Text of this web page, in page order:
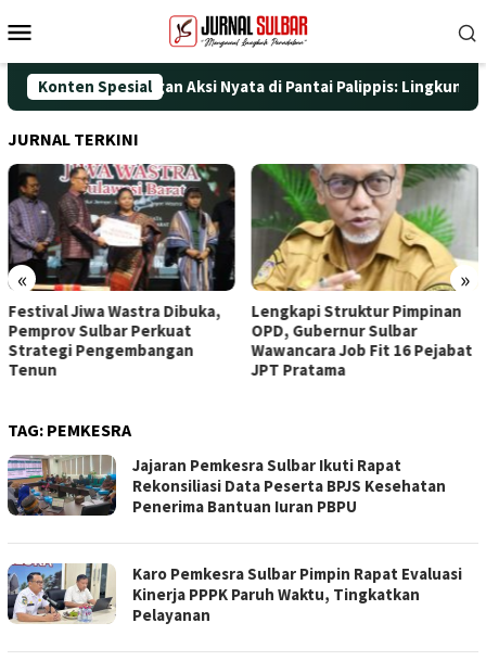
ke
Mobile
Konten Spesial
ke-25 dengan Aksi Nyata di Pantai Palippis: Lingkungan
JURNAL TERKINI
« »
Festival Jiwa Wastra Dibuka,
Pemprov Sulbar Perkuat
Strategi Pengembangan
Tenun
Lengkapi Struktur Pimpinan
OPD, Gubernur Sulbar
Wawancara Job Fit 16 Pejabat
JPT Pratama
TAG: PEMKESRA
Jajaran Pemkesra Sulbar Ikuti Rapat
Rekonsiliasi Data Peserta BPJS Kesehatan
Penerima Bantuan Iuran PBPU
Karo Pemkesra Sulbar Pimpin Rapat Evaluasi
Kinerja PPPK Paruh Waktu, Tingkatkan
Pelayanan